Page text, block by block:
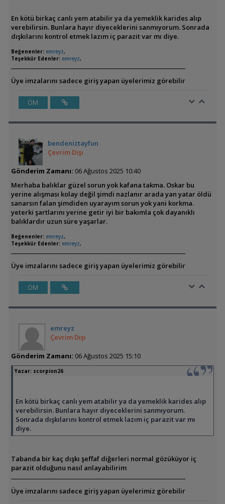
En kötü birkaç canlı yem atabilir ya da yemeklik karides alıp
verebilirsin. Bunlara hayır diyeceklerini sanmıyorum. Sonrada
dışkılarını kontrol etmek lazım iç parazit var mı diye.
Beğenenler: emreyz,
Teşekkür Edenler: emreyz,
Üye imzalarını sadece giriş yapan üyelerimiz görebilir
ÖM
bendeniztayfun
Çevrim Dışı
Gönderim Zamanı: 06 Ağustos 2025 10:40
Merhaba balıklar güzel sorun yok kafana takma. Oskar bu
yerine alışması kolay değil şimdi nazlanır arada yan yatar öldü
sanarsın falan şimdiden uyarayım sorun yok yani korkma.
yeterki şartlarını yerine getir iyi bir bakımla çok dayanıklı
balıklardır uzun süre yaşarlar.
Beğenenler: emreyz,
Teşekkür Edenler: emreyz,
Üye imzalarını sadece giriş yapan üyelerimiz görebilir
ÖM
emreyz
Çevrim Dışı
Gönderim Zamanı: 06 Ağustos 2025 15:10
Yazar: scorpion26
En kötü birkaç canlı yem atabilir ya da yemeklik karides alıp
verebilirsin. Bunlara hayır diyeceklerini sanmıyorum.
Sonrada dışkılarını kontrol etmek lazım iç parazit var mı
diye.
Tabanda bir kaç dışkı şeffaf diğerleri normal gözüküyor iç
parazit olduğunu nasıl anlayabilirim
Üye imzalarını sadece giriş yapan üyelerimiz görebilir